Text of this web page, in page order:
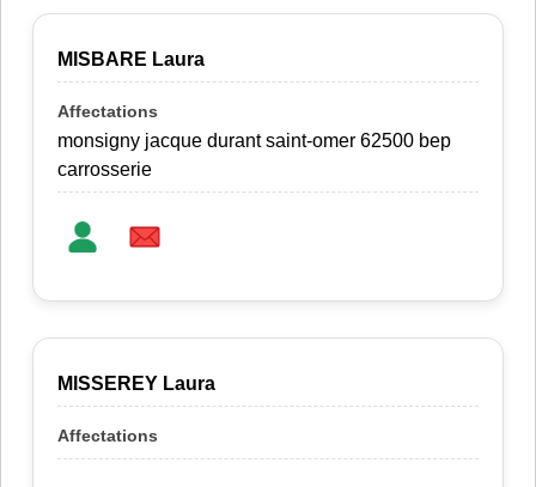
MISBARE Laura
monsigny jacque durant saint-omer 62500 bep
carrosserie
MISSEREY Laura